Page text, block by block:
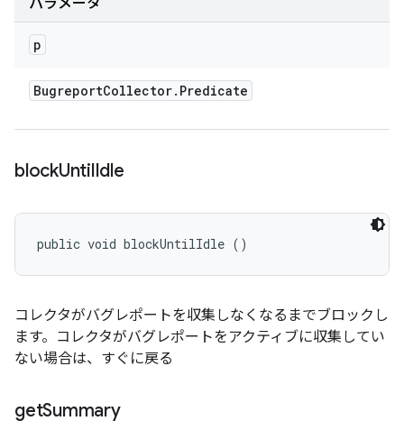
パラメータ
p
BugreportCollector. Predicate
blockUntilIdle
public void blockUntilIdle ()
コレクタがバグレポートを収集しなくなるまでブロックし
ます。コレクタがバグレポートをアクティブに収集してい
ない場合は、すぐに戻る
getSummary